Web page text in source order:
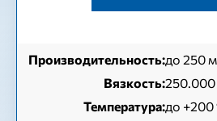
Производительность:до 250
Вязкость:250.000
Температура:до +200